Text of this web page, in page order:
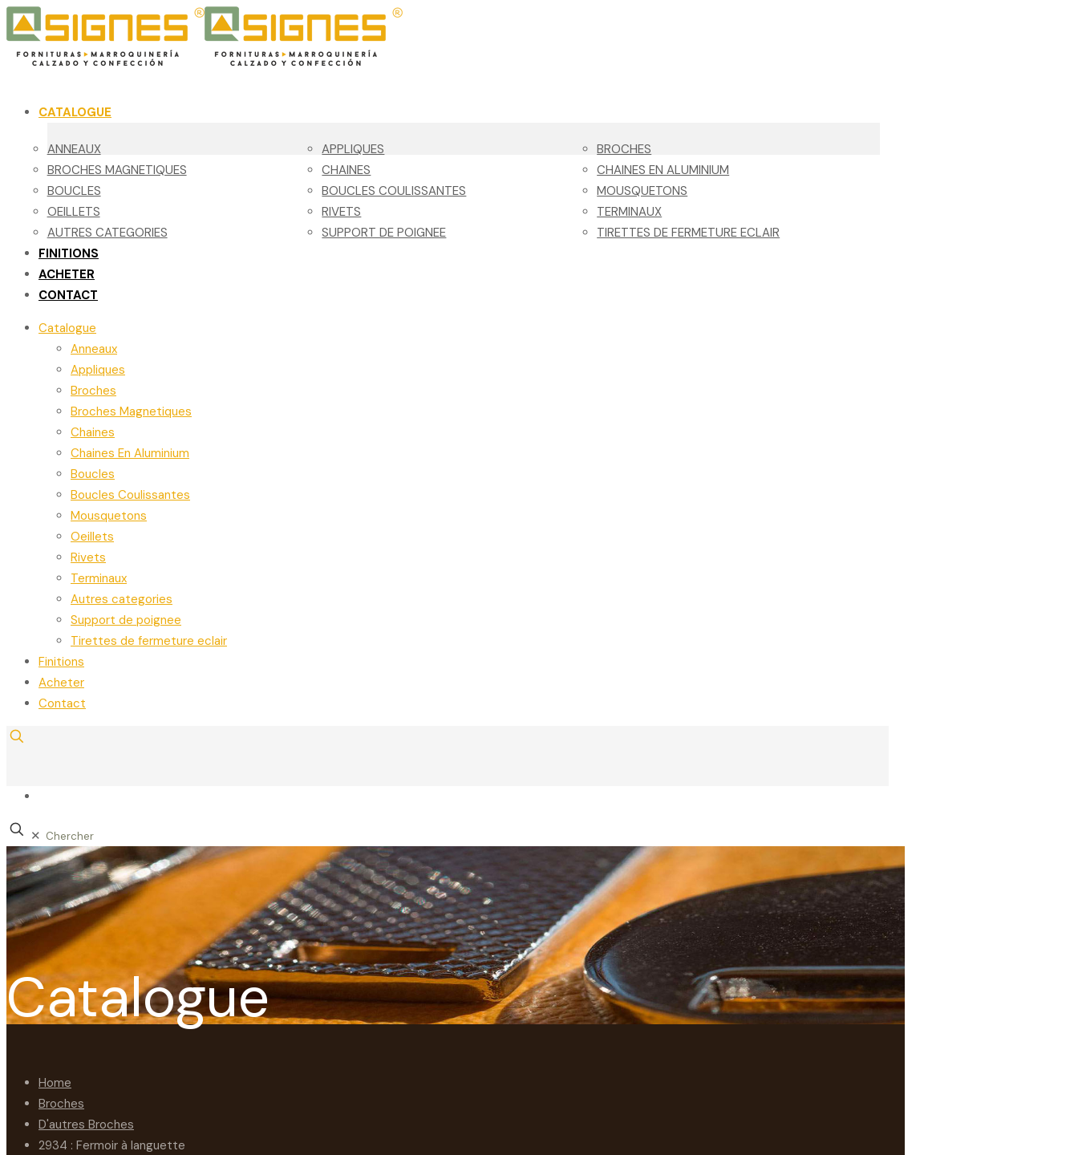
CATALOGUE
ANNEAUX APPLIQUES
BROCHES
BROCHES MAGNETIQUES
CHAINES
CHAINES EN ALUMINIUM
BOUCLES
BOUCLES COULISSANTES
MOUSQUETONS
OEILLETS
RIVETS
TERMINAUX
AUTRES CATEGORIES
SUPPORT DE POIGNEE
TIRETTES DE FERMETURE ECLAIR
FINITIONS
ACHETER
CONTACT
Catalogue
Anneaux
Appliques
Broches
Broches Magnetiques
Chaines
Chaines En Aluminium
Boucles
Boucles Coulissantes
Mousquetons
Oeillets
Rivets
Terminaux
Autres categories
Support de poignee
Tirettes de fermeture eclair
Finitions
Acheter
Contact
✕
Catalogue
Home
Broches
D'autres Broches
2934 : Fermoir à languette